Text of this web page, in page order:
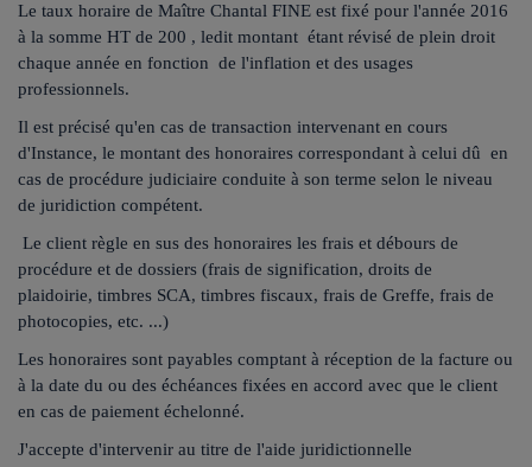
Le taux horaire de Maître Chantal FINE est fixé pour l'année 2016
à la somme HT de 200 , ledit montant étant révisé de plein droit
chaque année en fonction de l'inflation et des usages
professionnels.
Il est précisé qu'en cas de transaction intervenant en cours
d'Instance, le montant des honoraires correspondant à celui dû en
cas de procédure judiciaire conduite à son terme selon le niveau
de juridiction compétent.
Le client règle en sus des honoraires les frais et débours de
procédure et de dossiers (frais de signification, droits de
plaidoirie, timbres SCA, timbres fiscaux, frais de Greffe, frais de
photocopies, etc. ...)
Les honoraires sont payables comptant à réception de la facture ou
à la date du ou des échéances fixées en accord avec que le client
en cas de paiement échelonné.
J'accepte d'intervenir au titre de l'aide juridictionnelle